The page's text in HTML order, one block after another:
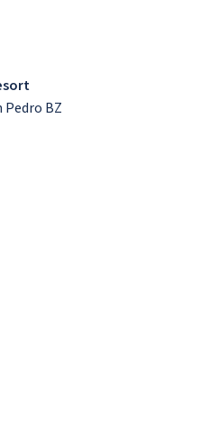
Pedro BZ